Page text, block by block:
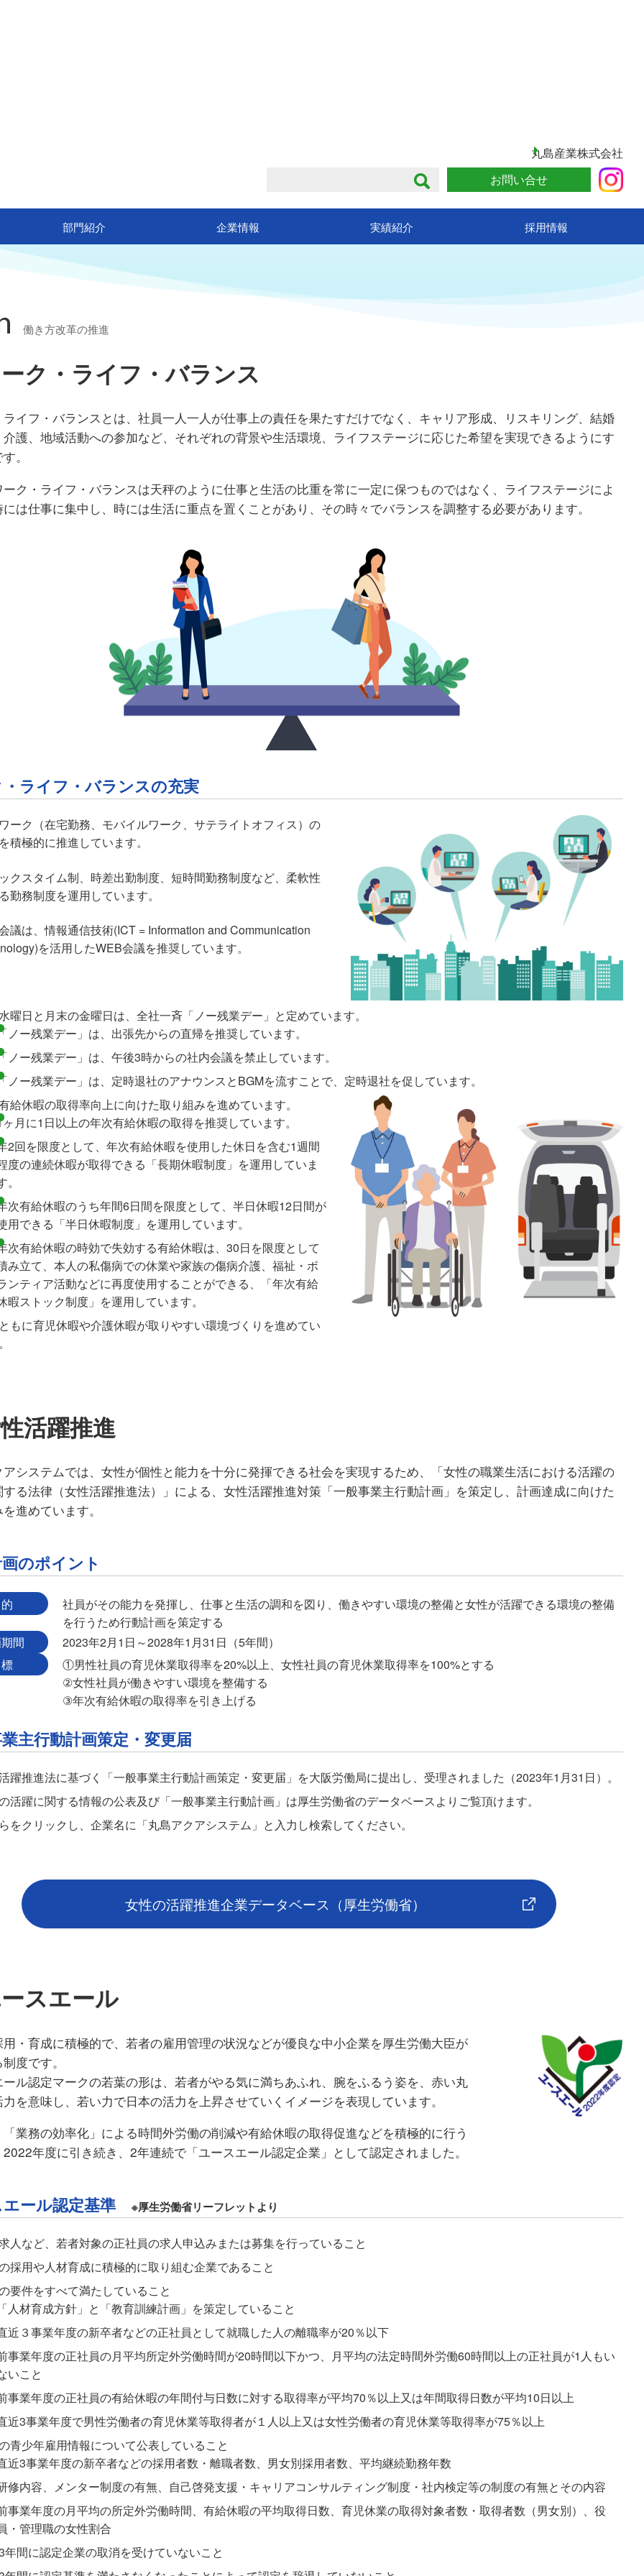
丸島産業株式会社
お問い合せ
部門紹介 企業情報 実績紹介 採用情報
働き方改革の推進
ク・ライフ・バランス
ライフ・バランスとは、社員一人一人が仕事上の責任を果たすだけでなく、キャリア形成、リスキリング、結婚
護、地域活動への参加など、それぞれの背景や生活環境、ライフステージに応じた希望を実現できるようにす
。
ーク・ライフ・バランスは天秤のように仕事と生活の比重を常に一定に保つものではなく、ライフステージによ
には仕事に集中し、時には生活に重点を置くことがあり、その時々でバランスを調整する必要があります。
・ライフ・バランスの充実
ーク（在宅勤務、モバイルワーク、サテライトオフィス）の
積極的に推進しています。
クスタイム制、時差出勤制度、短時間勤務制度など、柔軟性
勤務制度を運用しています。
議は、情報通信技術(ICT = Information and Communication
を活用したWEB会議を推奨しています。
曜日と月末の金曜日は、全社一斉「ノー残業デー」と定めています。
ノー残業デー」は、出張先からの直帰を推奨しています。
ノー残業デー」は、午後3時からの社内会議を禁止しています。
ノー残業デー」は、定時退社のアナウンスとBGMを流すことで、定時退社を促しています。
給休暇の取得率向上に向けた取り組みを進めています。
月に1日以上の年次有給休暇の取得を推奨しています。
2回を限度として、年次有給休暇を使用した休日を含む1週間
度の連続休暇が取得できる「長期休暇制度」を運用していま
。
次有給休暇のうち年間6日間を限度として、半日休暇12日間が
用できる「半日休暇制度」を運用しています。
次有給休暇の時効で失効する有給休暇は、30日を限度として
み立て、本人の私傷病での休業や家族の傷病介護、福祉・ボ
ンティア活動などに再度使用することができる、「年次有給
暇ストック制度」を運用しています。
もに育児休暇や介護休暇が取りやすい環境づくりを進めてい
活躍推進
アシステムでは、女性が個性と能力を十分に発揮できる社会を実現するため、「女性の職業生活における活躍の
る法律（女性活躍推進法）」による、女性活躍推進対策「一般事業主行動計画」を策定し、計画達成に向けた
進めています。
のポイント
社員がその能力を発揮し、仕事と生活の調和を図り、働きやすい環境の整備と女性が活躍できる環境の整備
を行うため行動計画を策定する
間
2023年2月1日～2028年1月31日（5年間）
①男性社員の育児休業取得率を20%以上、女性社員の育児休業取得率を100%とする
②女性社員が働きやすい環境を整備する
③年次有給休暇の取得率を引き上げる
主行動計画策定・変更届
躍推進法に基づく「一般事業主行動計画策定・変更届」を大阪労働局に提出し、受理されました（2023年1月31日）。
活躍に関する情報の公表及び「一般事業主行動計画」は厚生労働省のデータベースよりご覧頂けます。
をクリックし、企業名に「丸島アクアシステム」と入力し検索してください。
女性の活躍推進企業データベース （厚生労働省）
スエール
用・育成に積極的で、若者の雇用管理の状況などが優良な中小企業を厚生労働大臣が
度です。
ル認定マークの若葉の形は、若者がやる気に満ちあふれ、腕をふるう姿を、赤い丸
を意味し、若い力で日本の活力を上昇させていくイメージを表現しています。
業務の効率化」による時間外労働の削減や有給休暇の取得促進などを積極的に行う
2022年度に引き続き、2年連続で「ユースエール認定企業」として認定されました。
ール認定基準 ※厚生労働省リーフレットより
人など、若者対象の正社員の求人申込みまたは募集を行っていること
採用や人材育成に積極的に取り組む企業であること
要件をすべて満たしていること
「人材育成方針」と「教育訓練計画」を策定していること
近３事業年度の新卒者などの正社員として就職した人の離職率が20％以下
事業年度の正社員の月平均所定外労働時間が20時間以下かつ、月平均の法定時間外労働60時間以上の正社員が1人もい
いこと
事業年度の正社員の有給休暇の年間付与日数に対する取得率が平均70％以上又は年間取得日数が平均10日以上
近3事業年度で男性労働者の育児休業等取得者が１人以上又は女性労働者の育児休業等取得率が75％以上
青少年雇用情報について公表していること
近3事業年度の新卒者などの採用者数・離職者数、男女別採用者数、平均継続勤務年数
修内容、メンター制度の有無、自己啓発支援・キャリアコンサルティング制度・社内検定等の制度の有無とその内容
事業年度の月平均の所定外労働時間、有給休暇の平均取得日数、育児休業の取得対象者数・取得者数（男女別）、役
・管理職の女性割合
年間に認定企業の取消を受けていないこと